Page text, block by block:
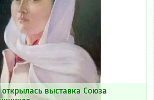
выставка Союза